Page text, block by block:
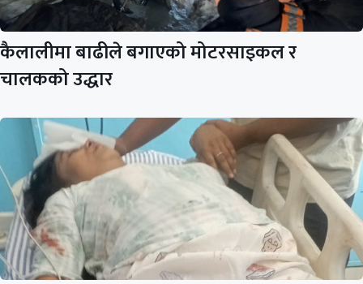
कैलालीमा बाढीले बगाएको मोटरसाइकल र
चालकको उद्धार